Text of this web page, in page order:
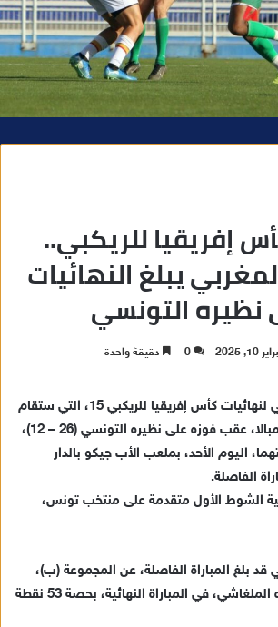
إفريقيا للريكبي..
يبلغ النهائيات
نظيره التونسي
10, 2025
0 دقيقة واحدة
تأهل المنتخب المغربي لنهائيات كأس إفريقيا للريكبي 15، التي ستقام
بالعاصمة الأوغندية كمبالا، عقب فوزه على نظيره التونسي (26 – 12)،
اليوم الأحد، بملعب الأب جيكو بالدار
الفاصلة.
الشوط الأول متقدمة على منتخب تونس،
قد بلغ المباراة الفاصلة، عن المجموعة (ب)،
عقب تغلبه على نظيره الملغاشي، في المباراة النهائية، بحصة 53 نقطة